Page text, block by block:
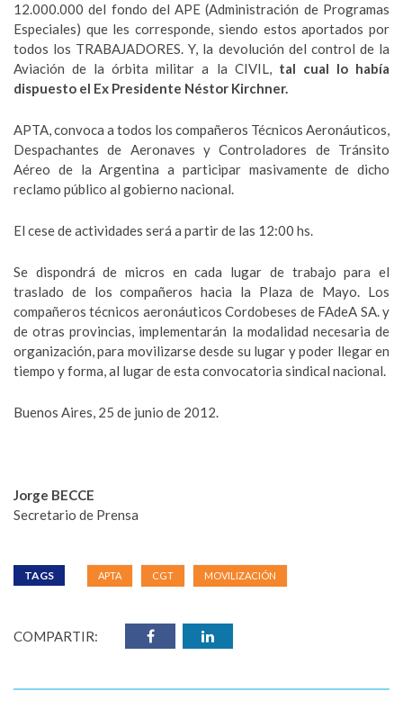
12.000.000 del fondo del APE (Administración de Programas
Especiales) que les corresponde, siendo estos aportados por
todos los TRABAJADORES. Y, la devolución del control de la
Aviación de la órbita militar a la CIVIL, tal cual lo había
dispuesto el Ex Presidente Néstor Kirchner.
APTA, convoca a todos los compañeros Técnicos Aeronáuticos,
Despachantes de Aeronaves y Controladores de Tránsito
Aéreo de la Argentina a participar masivamente de dicho
reclamo público al gobierno nacional.
El cese de actividades será a partir de las 12:00 hs.
Se dispondrá de micros en cada lugar de trabajo para el
traslado de los compañeros hacia la Plaza de Mayo. Los
compañeros técnicos aeronáuticos Cordobeses de FAdeA SA. y
de otras provincias, implementarán la modalidad necesaria de
organización, para movilizarse desde su lugar y poder llegar en
tiempo y forma, al lugar de esta convocatoria sindical nacional.
Buenos Aires, 25 de junio de 2012.
Jorge BECCE
Secretario de Prensa
TAGS APTA CGT MOVILIZACIÓN
COMPARTIR: